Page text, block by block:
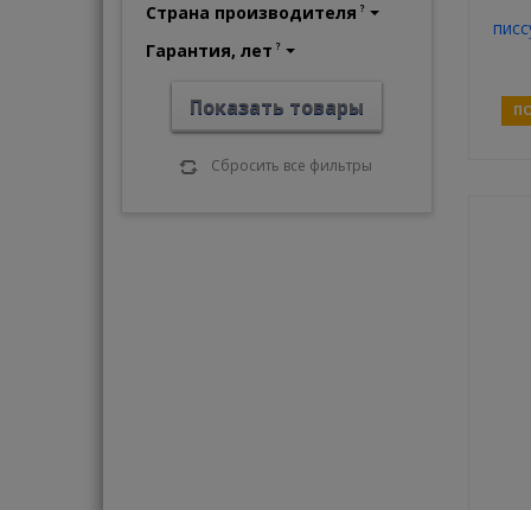
Страна производителя ?
Гарантия, лет ?
Показать товары
Сбросить все фильтры